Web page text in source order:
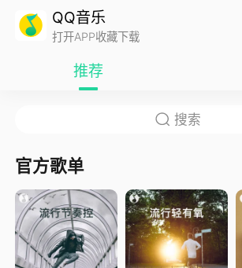
QQ音乐
打开APP收藏下载
推荐
官方歌单